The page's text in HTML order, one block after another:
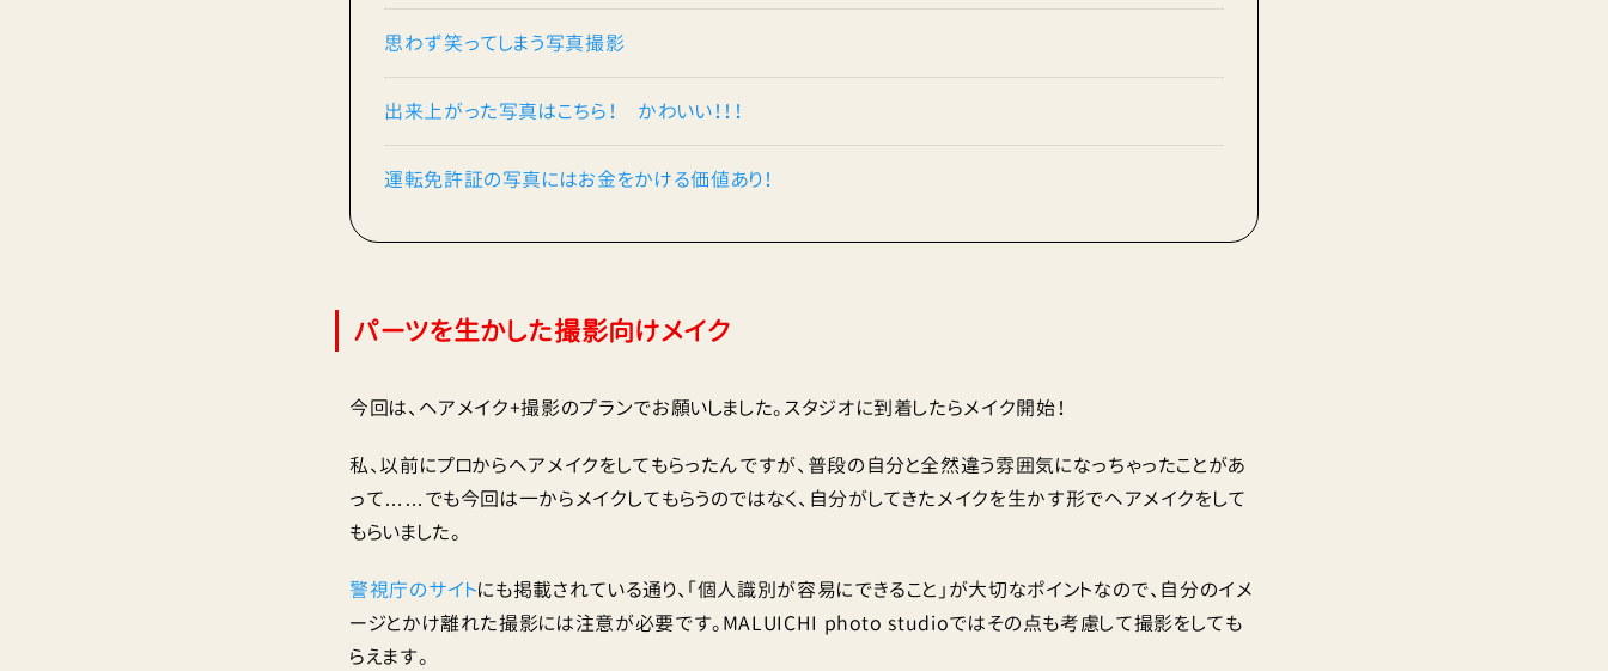
思わず笑ってしまう写真撮影
出来上がった写真はこちら！ かわいい！！！
運転免許証の写真にはお金をかける価値あり！
パーツを生かした撮影向けメイク
今回は、ヘアメイク+撮影のプランでお願いしました。スタジオに到着したらメイク開始！
私、以前にプロからヘアメイクをしてもらったんですが、普段の自分と全然違う雰囲気になっちゃったことがあ
って……でも今回は一からメイクしてもらうのではなく、自分がしてきたメイクを生かす形でヘアメイクをして
もらいました。
警視庁のサイトにも掲載されている通り、「個人識別が容易にできること」が大切なポイントなので、自分のイメ
ージとかけ離れた撮影には注意が必要です。MALUICHI photo studioではその点も考慮して撮影をしても
らえます。